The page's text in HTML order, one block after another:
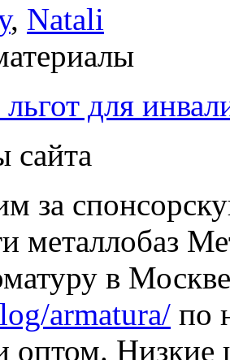
, Natali
для
сайта
за
металлобаз
в
armatura/ по
оптом. Низкие